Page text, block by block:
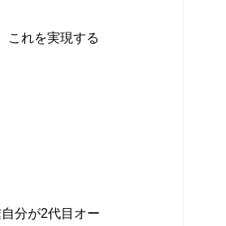
これを実現する
分が2代目オー